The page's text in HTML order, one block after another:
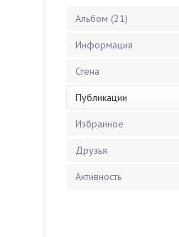
Альбом (21)
Информация
Стена
Публикации
Избранное
Друзья
Активность